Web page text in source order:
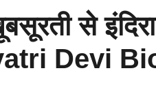
से
Devi